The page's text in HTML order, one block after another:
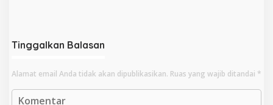
Tinggalkan Balasan
Alamat email Anda tidak akan dipublikasikan. Ruas yang wajib ditandai *